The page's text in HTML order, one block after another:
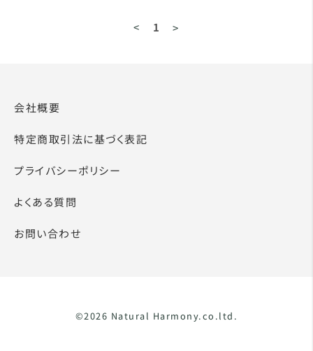
< 1 >
会社概要
特定商取引法に基づく表記
プライバシーポリシー
よくある質問
お問い合わせ
©2026 Natural Harmony.co.ltd.